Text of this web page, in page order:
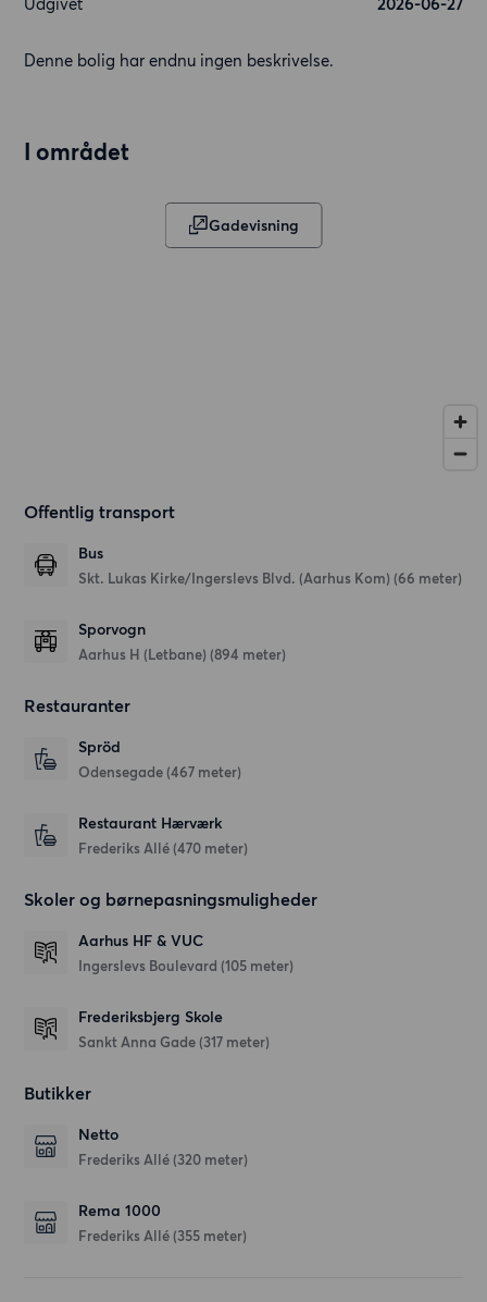
Denne bolig har endnu ingen beskrivelse.
I området
Gadevisning
Offentlig transport
Bus
Skt. Lukas Kirke/Ingerslevs Blvd. (Aarhus Kom) (66 meter)
Sporvogn
Aarhus H (Letbane) (894 meter)
Restauranter
Spröd
Odensegade (467 meter)
Restaurant Hærværk
Frederiks Allé (470 meter)
Skoler og børnepasningsmuligheder
Aarhus HF & VUC
Ingerslevs Boulevard (105 meter)
Frederiksbjerg Skole
Sankt Anna Gade (317 meter)
Butikker
Netto
Frederiks Allé (320 meter)
Rema 1000
Frederiks Allé (355 meter)